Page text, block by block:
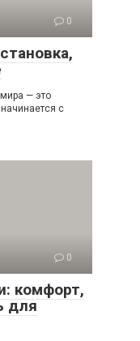
0
— это
с
0
комфорт,
для